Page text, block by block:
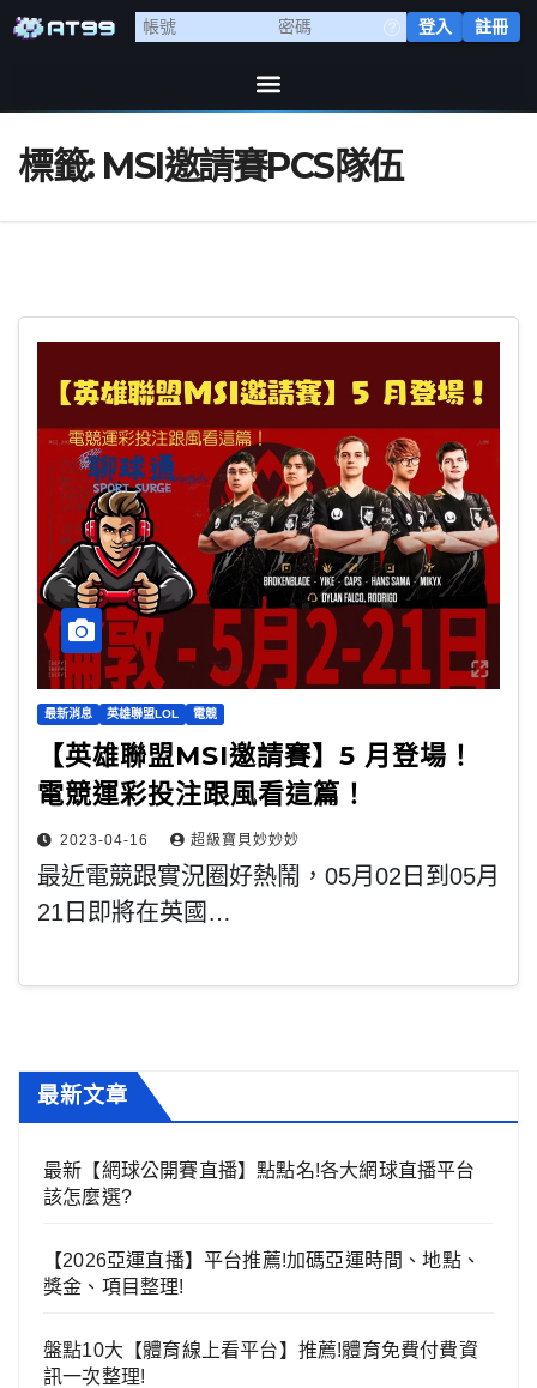
登入 註冊
標籤: MSI邀請賽PCS隊伍
最新消息 英雄聯盟LOL 電競
【英雄聯盟MSI邀請賽】5 月登場！
電競運彩投注跟風看這篇！
2023-04-16 超級寶貝妙妙妙
最近電競跟實況圈好熱鬧，05月02日到05月
21日即將在英國…
最新文章
最新【網球公開賽直播】點點名!各大網球直播平台
該怎麼選?
【2026亞運直播】平台推薦!加碼亞運時間、地點、
獎金、項目整理!
盤點10大【體育線上看平台】推薦!體育免費付費資
訊一次整理!